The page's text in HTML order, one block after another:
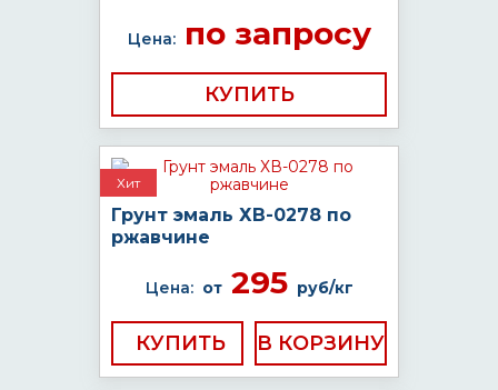
Цена:по запросу
КУПИТЬ
Хит
Грунт эмаль ХВ-0278 по
ржавчине
Цена: от295 руб/кг
КУПИТЬ